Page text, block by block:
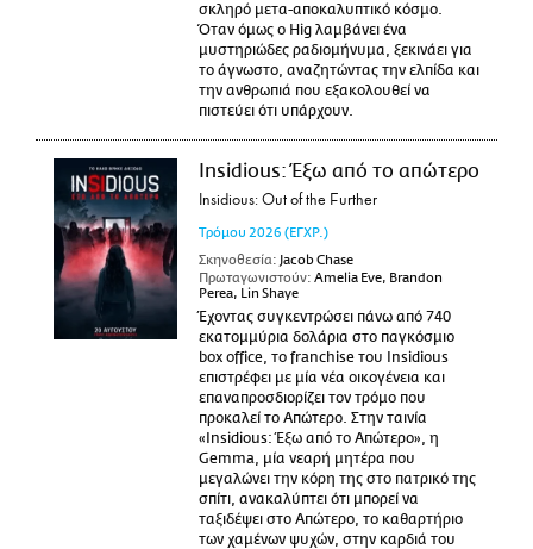
σκληρό μετα-αποκαλυπτικό κόσμο.
Όταν όμως ο Hig λαμβάνει ένα
μυστηριώδες ραδιομήνυμα, ξεκινάει για
το άγνωστο, αναζητώντας την ελπίδα και
την ανθρωπιά που εξακολουθεί να
πιστεύει ότι υπάρχουν.
Insidious: Έξω από το απώτερο
Insidious: Out of the Further
Τρόμου 2026 (ΕΓΧΡ.)
Σκηνοθεσία: Jacob Chase
Πρωταγωνιστούν: Amelia Eve, Brandon
Perea, Lin Shaye
Έχοντας συγκεντρώσει πάνω από 740
εκατομμύρια δολάρια στο παγκόσμιο
box office, το franchise του Insidious
επιστρέφει με μία νέα οικογένεια και
επαναπροσδιορίζει τον τρόμο που
προκαλεί το Απώτερο. Στην ταινία
«Insidious: Έξω από το Απώτερο», η
Gemma, μία νεαρή μητέρα που
μεγαλώνει την κόρη της στο πατρικό της
σπίτι, ανακαλύπτει ότι μπορεί να
ταξιδέψει στο Απώτερο, το καθαρτήριο
των χαμένων ψυχών, στην καρδιά του